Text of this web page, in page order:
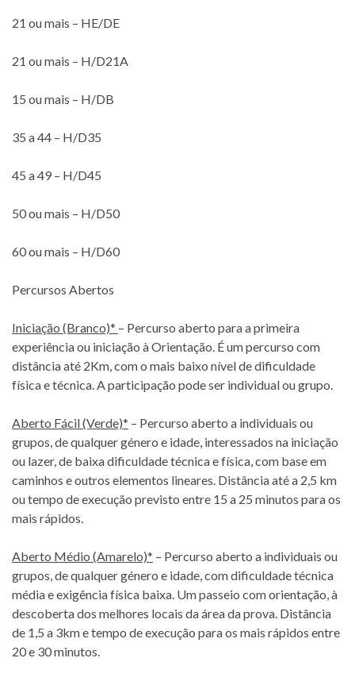
21 ou mais – HE/DE
21 ou mais – H/D21A
15 ou mais – H/DB
35 a 44 – H/D35
45 a 49 – H/D45
50 ou mais – H/D50
60 ou mais – H/D60
Percursos Abertos
Iniciação (Branco)* – Percurso aberto para a primeira
experiência ou iniciação à Orientação. É um percurso com
distância até 2Km, com o mais baixo nível de dificuldade
física e técnica. A participação pode ser individual ou grupo.
Aberto Fácil (Verde)* – Percurso aberto a individuais ou
grupos, de qualquer género e idade, interessados na iniciação
ou lazer, de baixa dificuldade técnica e física, com base em
caminhos e outros elementos lineares. Distância até a 2,5 km
ou tempo de execução previsto entre 15 a 25 minutos para os
mais rápidos.
Aberto Médio (Amarelo)* – Percurso aberto a individuais ou
grupos, de qualquer género e idade, com dificuldade técnica
média e exigência física baixa. Um passeio com orientação, à
descoberta dos melhores locais da área da prova. Distância
de 1,5 a 3km e tempo de execução para os mais rápidos entre
20 e 30 minutos.